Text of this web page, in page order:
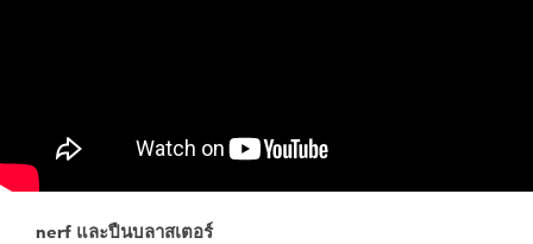
เกมและพัซเซิล
ของเล่นเพื่อการเรียนรู้
playpop
Barbie บาร์บี้
nerf และปืนบลาสเตอร์